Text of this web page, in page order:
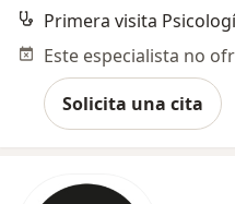
Primera visita
Solicita una cita